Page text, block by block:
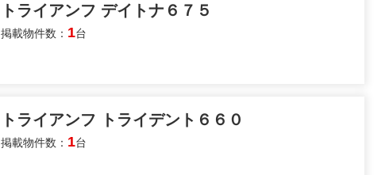
トライアンフ デイトナ６７５
掲載物件数： 1台
トライアンフ トライデント６６０
掲載物件数： 1台